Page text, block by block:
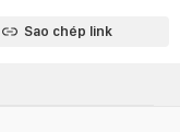
Sao chép link